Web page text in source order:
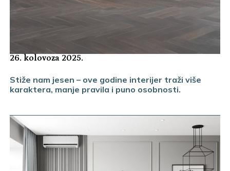
26. kolovoza 2025.
Stiže nam jesen – ove godine interijer traži više
karaktera, manje pravila i puno osobnosti.